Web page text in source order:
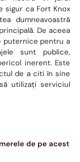
sigur ca Fort Knox
dumneavoastră
De aceea
puternice pentru a
sunt publice,
inerent. Este
de a citi în sine
utilizați serviciul
de pe acest